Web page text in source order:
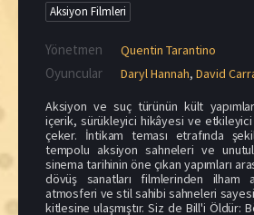
Aksiyon Filmleri
Yönetmen Quentin Tarantino
Oyuncular Daryl Hannah, David
Aksiyon ve suç türünün kült
içerik, sürükleyici hikâyesi ve
çeker. İntikam teması etrafında
tempolu aksiyon sahneleri ve
sinema tarihinin öne çıkan yapımları
dövüş sanatları filmlerinden ilham
atmosferi ve stil sahibi sahneleri
kitlesine ulaşmıştır. Siz de Bill'i Öldür: